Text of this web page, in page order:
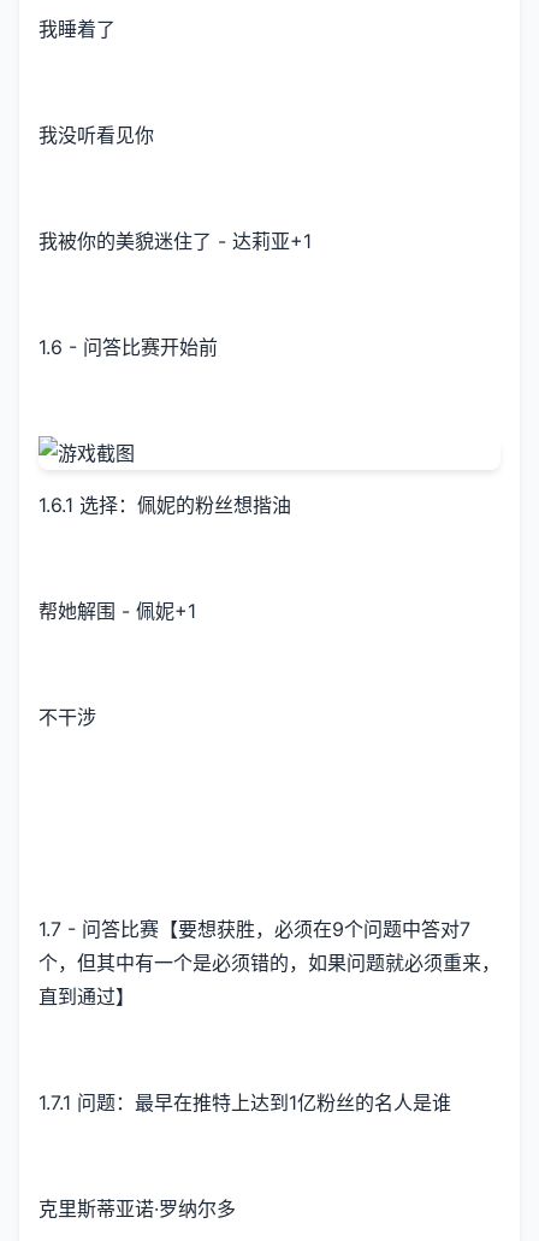
我睡着了
我没听看见你
我被你的美貌迷住了 - 达莉亚+1
1.6 - 问答比赛开始前
1.6.1 选择：佩妮的粉丝想揩油
帮她解围 - 佩妮+1
不干涉
1.7 - 问答比赛【要想获胜，必须在9个问题中答对7
个，但其中有一个是必须错的，如果问题就必须重来，
直到通过】
1.7.1 问题：最早在推特上达到1亿粉丝的名人是谁
克里斯蒂亚诺·罗纳尔多